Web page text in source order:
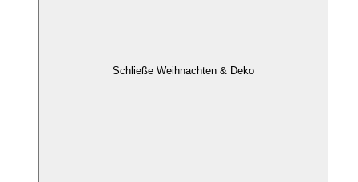
Schließe Weihnachten & Deko